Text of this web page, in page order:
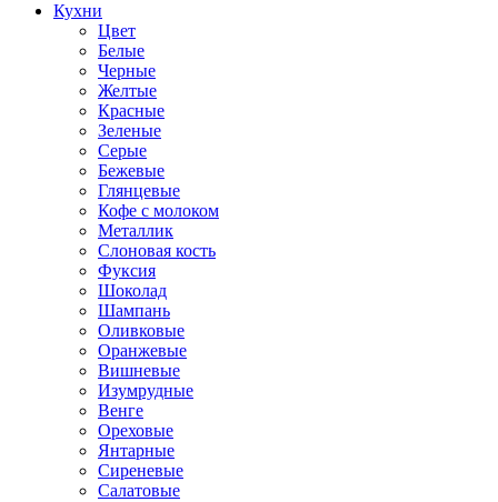
Кухни
Цвет
Белые
Черные
Желтые
Красные
Зеленые
Серые
Бежевые
Глянцевые
Кофе с молоком
Металлик
Слоновая кость
Фуксия
Шоколад
Шампань
Оливковые
Оранжевые
Вишневые
Изумрудные
Венге
Ореховые
Янтарные
Сиреневые
Салатовые